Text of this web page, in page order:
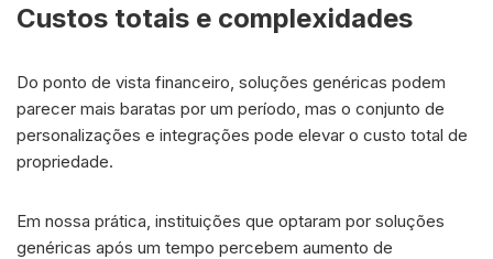
Custos totais e complexidades
Do ponto de vista financeiro, soluções genéricas podem
parecer mais baratas por um período, mas o conjunto de
personalizações e integrações pode elevar o custo total de
propriedade.
Em nossa prática, instituições que optaram por soluções
genéricas após um tempo percebem aumento de